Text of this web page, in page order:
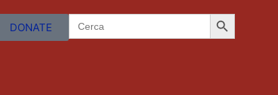
DONATE
Search
for:
Search